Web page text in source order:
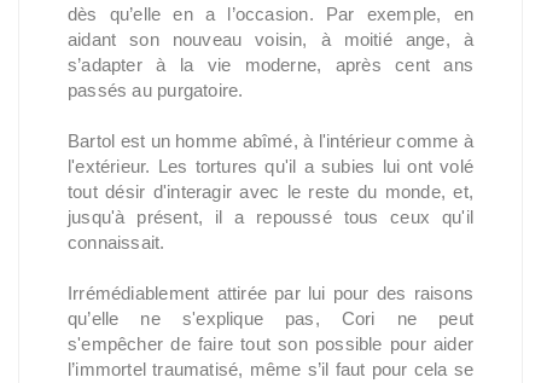
dès qu’elle en a l’occasion. Par exemple, en
aidant son nouveau voisin, à moitié ange, à
s’adapter à la vie moderne, après cent ans
passés au purgatoire.
Bartol est un homme abîmé, à l'intérieur comme à
l'extérieur. Les tortures qu'il a subies lui ont volé
tout désir d'interagir avec le reste du monde, et,
jusqu'à présent, il a repoussé tous ceux qu'il
connaissait.
Irrémédiablement attirée par lui pour des raisons
qu’elle ne s'explique pas, Cori ne peut
s'empêcher de faire tout son possible pour aider
l’immortel traumatisé, même s’il faut pour cela se